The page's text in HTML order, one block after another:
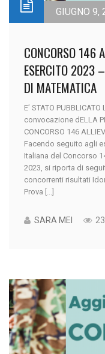
GIUGNO 9,
CONCORSO 146
ESERCITO 2023
DI MATEMATICA
E’ STATO
convocazione dELLA
CONCORSO 146
Facendo seguito agli
Italiana del Concorso
2023, si riporta di
concorrenti risultati
Prova [...]
SARA MEI